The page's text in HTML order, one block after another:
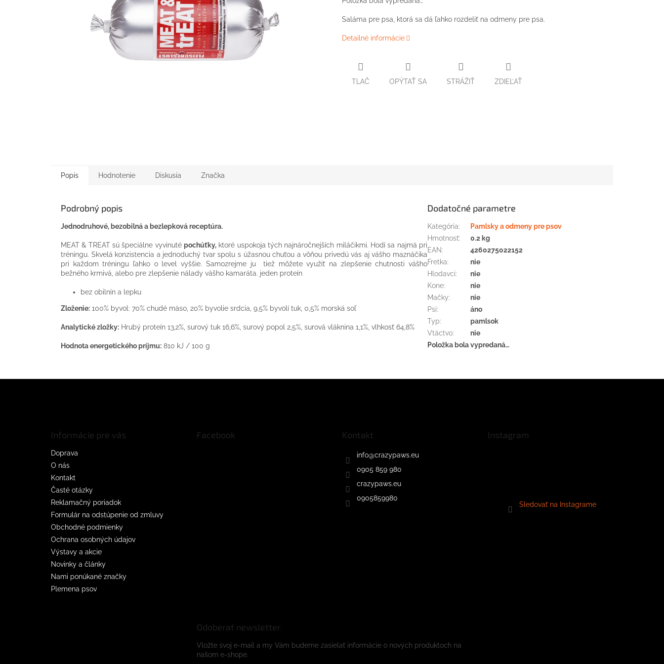
Saláma pre psa, ktorá sa dá ľahko rozdeliť na odmeny pre psa.
Detailné informácie
TLAČ OPÝTAŤ SA STRÁŽIŤ ZDIEĽAŤ
Popis Hodnotenie Diskusia Značka
Podrobný popis
Jednodruhové, bezobilná a bezlepková receptúra.
MEAT & TREAT sú špeciálne vyvinutépochúťky, ktoré uspokoja tých najnáročnejších miláčikmi. Hodí sa najmä pri
tréningu. Skvelá konzistencia a jednoduchý tvar spolu s úžasnou chuťou a vôňou privedú vás aj vášho maznáčika
pri každom tréningu ľahko o level vyššie. Samozrejme ju tiež môžete využiť na zlepšenie chutnosti vášho
bežného krmivá, alebo pre zlepšenie nálady vášho kamaráta. jeden proteín
bez obilnín a lepku
Zloženie: 100% byvol: 70% chudé mäso, 20% byvolie srdcia, 9,5% byvolí tuk, 0,5% morská soľ
Analytické zložky: Hrubý proteín 13,2%, surový tuk 16,6%, surový popol 2,5%, surová vláknina 1,1%, vlhkosť 64,8%
Hodnota energetického príjmu: 810 kJ / 100 g
Dodatočné parametre
Kategória:
Pamlsky a odmeny pre psov
Hmotnosť:
0.2 kg
EAN:
4260275022152
Fretka:
nie
Hlodavci:
nie
Kone:
nie
Mačky:
nie
Psi:
áno
Typ:
pamlsok
Vtáctvo:
nie
Položka bola vypredaná…
Informácie pre vás
Doprava
O nás
Kontakt
Časté otázky
Reklamačný poriadok
Formulár na odstúpenie od zmluvy
Obchodné podmienky
Ochrana osobných údajov
Výstavy a akcie
Novinky a články
Nami ponúkané značky
Plemena psov
Facebook Kontakt
info@crazypaws.eu
0905 859 980
crazypaws.eu
0905859980
Instagram
Sledovať na Instagrame
Odoberať newsletter
Vložte svoj e-mail a my Vám budeme zasielať informácie o nových produktoch na
našom e-shope.